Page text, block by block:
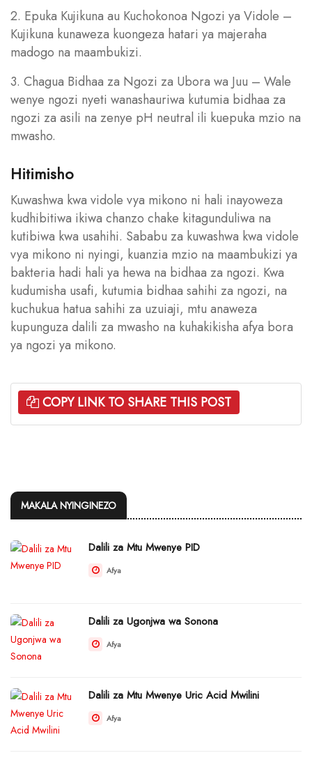
2. Epuka Kujikuna au Kuchokonoa Ngozi ya Vidole –
Kujikuna kunaweza kuongeza hatari ya majeraha
madogo na maambukizi.
3. Chagua Bidhaa za Ngozi za Ubora wa Juu – Wale
wenye ngozi nyeti wanashauriwa kutumia bidhaa za
ngozi za asili na zenye pH neutral ili kuepuka mzio na
mwasho.
Hitimisho
Kuwashwa kwa vidole vya mikono ni hali inayoweza
kudhibitiwa ikiwa chanzo chake kitagunduliwa na
kutibiwa kwa usahihi. Sababu za kuwashwa kwa vidole
vya mikono ni nyingi, kuanzia mzio na maambukizi ya
bakteria hadi hali ya hewa na bidhaa za ngozi. Kwa
kudumisha usafi, kutumia bidhaa sahihi za ngozi, na
kuchukua hatua sahihi za uzuiaji, mtu anaweza
kupunguza dalili za mwasho na kuhakikisha afya bora
ya ngozi ya mikono.
COPY LINK TO SHARE THIS POST
MAKALA NYINGINEZO
Dalili za Mtu Mwenye PID
Afya
Dalili za Ugonjwa wa Sonona
Afya
Dalili za Mtu Mwenye Uric Acid Mwilini
Afya